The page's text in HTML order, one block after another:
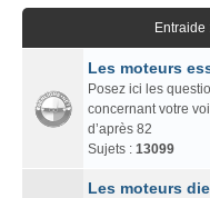
Entraide
Les moteurs
Posez ici les
concernant votre
d’après 82
Sujets : 13099
Les moteurs